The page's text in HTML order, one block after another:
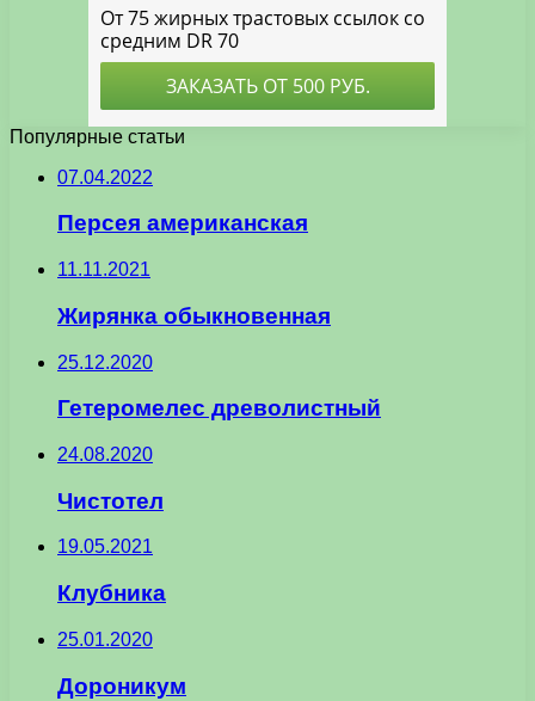
Популярные статьи
07.04.2022
Персея американская
11.11.2021
Жирянка обыкновенная
25.12.2020
Гетеромелес древолистный
24.08.2020
Чистотел
19.05.2021
Клубника
25.01.2020
Дороникум